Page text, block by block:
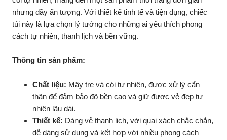
nhưng đầy ấn tượng. Với thiết kế tinh tế và tiện dụng, chiếc
túi này là lựa chọn lý tưởng cho những ai yêu thích phong
cách tự nhiên, thanh lịch và bền vững.
Thông tin sản phẩm:
Chất liệu: Mây tre và cói tự nhiên, được xử lý cẩn
thận để đảm bảo độ bền cao và giữ được vẻ đẹp tự
nhiên lâu dài.
Thiết kế: Dáng vẻ thanh lịch, với quai xách chắc chắn,
dễ dàng sử dụng và kết hợp với nhiều phong cách